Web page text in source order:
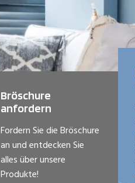
Bröschure
anfordern
Fordern Sie die Bröschure
an und entdecken Sie
alles über unsere
Produkte!